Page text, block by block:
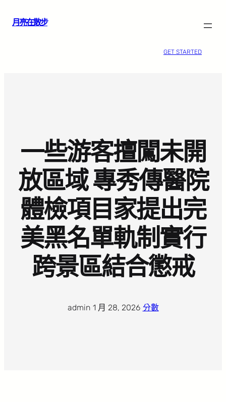
月亮在散步
GET STARTED
一些游客擅闖未開
放區域 專秀傳醫院
體檢項目家提出完
美黑名單軌制實行
跨景區結合懲戒
admin· 1 月 28, 2026· 分數